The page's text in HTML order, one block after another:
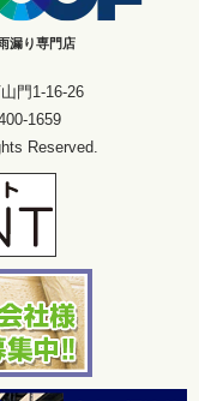
漏り専門店
門1-16-26
1659
Reserved.